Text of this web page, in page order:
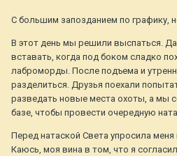
С большим запозданием по графику,
В этот день мы решили выспаться.
вставать, когда под боком сладко
лаброморды. После подъема и
разделиться. Друзья поехали
разведать новые места охоты, а мы
базе, чтобы провести очередную
Перед натаской Света упросила
Каюсь, моя вина в том, что я